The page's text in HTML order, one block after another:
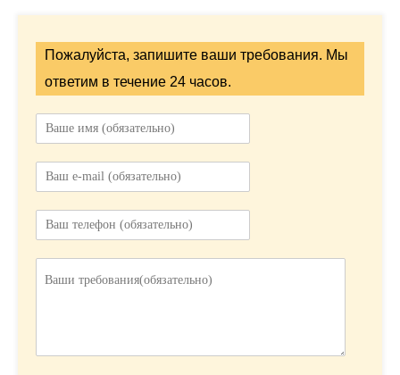
Пожалуйста, запишите ваши требования. Мы
ответим в течение 24 часов.